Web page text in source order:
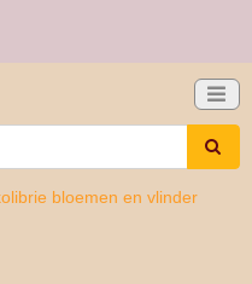
bloemen en vlinder